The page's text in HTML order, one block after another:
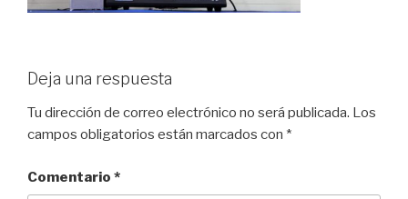
Deja una respuesta
Tu dirección de correo electrónico no será publicada. Los
campos obligatorios están marcados con *
Comentario *